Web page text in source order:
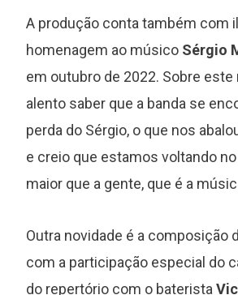
A produção conta também com
homenagem ao músico Sérgio
em outubro de 2022. Sobre
alento saber que a banda se
perda do Sérgio, o que nos
e creio que estamos voltando
maior que a gente, que é a
Outra novidade é a composição
com a participação especial do
do repertório com o baterista
Foo Fighters
novo EP ao vivo